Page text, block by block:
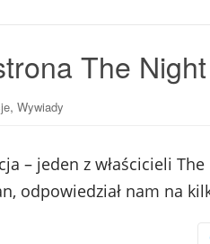
The
, Wywiady
– jeden z właścicieli
odpowiedział nam na